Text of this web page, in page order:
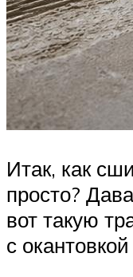
Итак, как
просто?
вот такую
с